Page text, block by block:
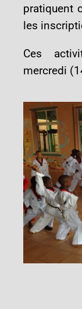
pratiquent
les
Ces
mercredi